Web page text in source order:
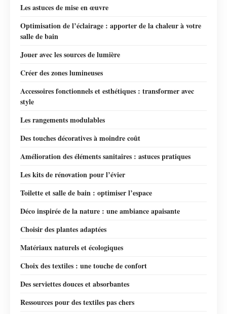
Les astuces de mise en œuvre
Optimisation de l’éclairage : apporter de la chaleur à votre
salle de bain
Jouer avec les sources de lumière
Créer des zones lumineuses
Accessoires fonctionnels et esthétiques : transformer avec
style
Les rangements modulables
Des touches décoratives à moindre coût
Amélioration des éléments sanitaires : astuces pratiques
Les kits de rénovation pour l’évier
Toilette et salle de bain : optimiser l’espace
Déco inspirée de la nature : une ambiance apaisante
Choisir des plantes adaptées
Matériaux naturels et écologiques
Choix des textiles : une touche de confort
Des serviettes douces et absorbantes
Ressources pour des textiles pas chers